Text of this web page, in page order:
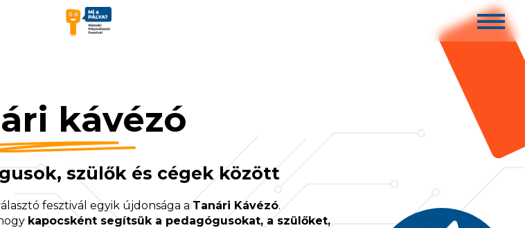
kávézó
szülők és cégek között
fesztivál egyik újdonsága aTanári Kávézó.
kapocsként segítsük a pedagógusokat, a szülőket,